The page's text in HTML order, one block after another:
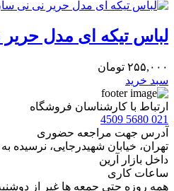
لباس تیکه ای مدل
۲۵۵,۰۰۰ تومان
سبد خرید
ارتباط با کارشناسان فروشگاه
021 5680 4509
آدرس جهت مراجعه حضوری
تهران، خيابان شهيدرجايى، نرسیده
داخل بازار آرین
ساعات کاری